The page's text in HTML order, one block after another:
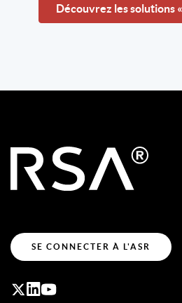
Découvrez les solutions
SE CONNECTER À L'ASR